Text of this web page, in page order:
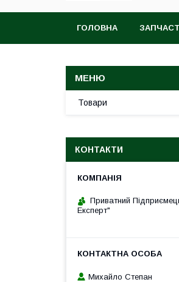
ГОЛОВНА
Товари
КОНТАКТИ
Приватний
Експерт"
Михайло Степан